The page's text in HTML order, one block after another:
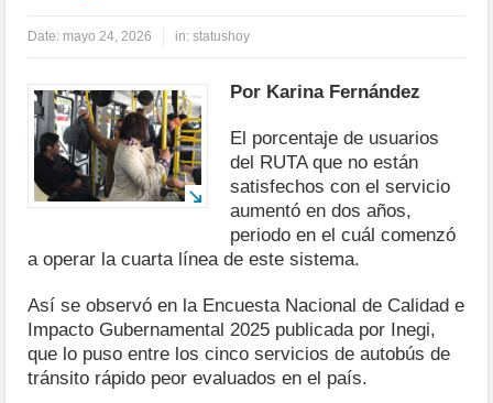
Date: mayo 24, 2026 in:statushoy
Por Karina Fernández
El porcentaje de usuarios
del RUTA que no están
satisfechos con el servicio
aumentó en dos años,
periodo en el cuál comenzó
a operar la cuarta línea de este sistema.
Así se observó en la Encuesta Nacional de Calidad e
Impacto Gubernamental 2025 publicada por Inegi,
que lo puso entre los cinco servicios de autobús de
tránsito rápido peor evaluados en el país.